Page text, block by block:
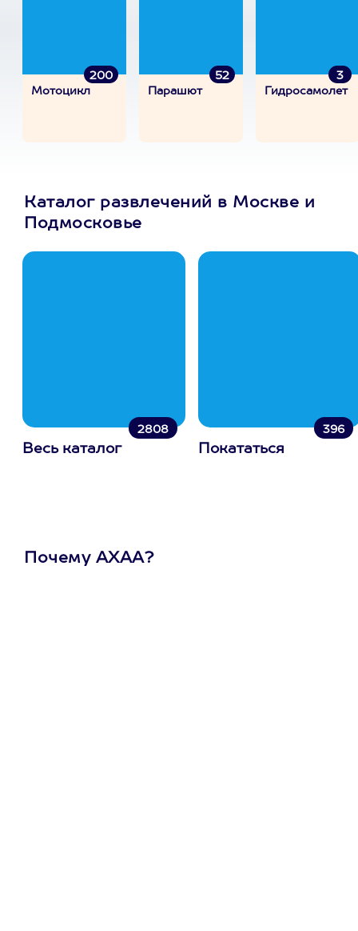
200
Мотоцикл
52
Парашют
3
Гидросамолет
Каталог развлечений в Москве и
Подмосковье
2808
Весь каталог
396
Покататься
Почему АХАА?